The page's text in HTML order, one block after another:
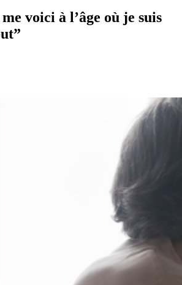
voici à l’âge où je suis